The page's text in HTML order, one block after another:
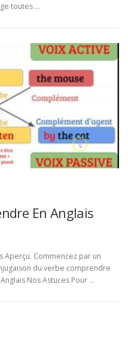
toutes …
En Anglais
Aperçu. Commencez par un
du verbe comprendre
Nos Astuces Pour …